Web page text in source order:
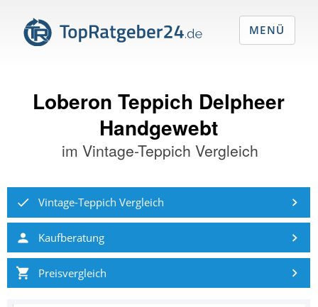
Loberon Teppich Delpheer
Handgewebt
imVintage-Teppich Vergleich
Vintage-Teppich Vergleich
Kaufberatung
Preisvergleich
MENÜ